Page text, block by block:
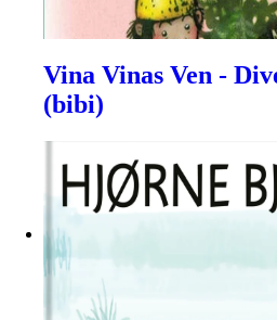
Vina Vinas Ven -
(bibi)